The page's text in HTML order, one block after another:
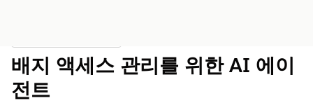
배지 액세스 관리를 위한 AI 에이
전트